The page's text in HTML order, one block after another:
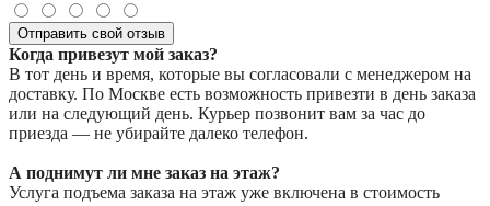
Отправить свой отзыв
Когда привезут мой заказ?
В тот день и время, которые вы согласовали с менеджером на
доставку. По Москве есть возможность привезти в день заказа
или на следующий день. Курьер позвонит вам за час до
приезда — не убирайте далеко телефон.
А поднимут ли мне заказ на этаж?
Услуга подъема заказа на этаж уже включена в стоимость